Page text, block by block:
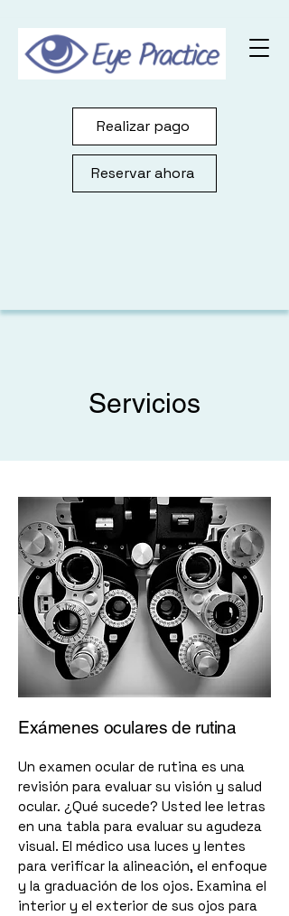
Realizar pago
Reservar ahora
Servicios
Exámenes oculares de rutina
Un examen ocular de rutina es una
revisión para evaluar su visión y salud
ocular. ¿Qué sucede? Usted lee letras
en una tabla para evaluar su agudeza
visual. El médico usa luces y lentes
para verificar la alineación, el enfoque
y la graduación de los ojos. Examina el
interior y el exterior de sus ojos para